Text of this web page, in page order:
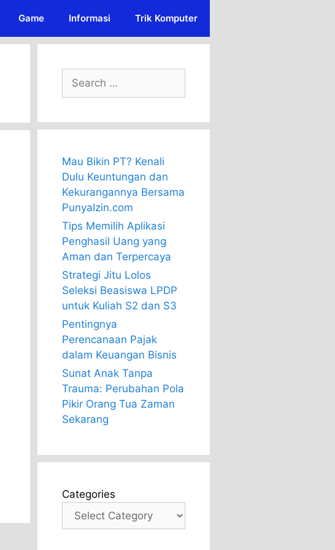
Game Informasi Trik Komputer
Search
for:
Mau Bikin PT? Kenali
Dulu Keuntungan dan
Kekurangannya Bersama
PunyaIzin.com
Tips Memilih Aplikasi
Penghasil Uang yang
Aman dan Terpercaya
Strategi Jitu Lolos
Seleksi Beasiswa LPDP
untuk Kuliah S2 dan S3
Pentingnya
Perencanaan Pajak
dalam Keuangan Bisnis
Sunat Anak Tanpa
Trauma: Perubahan Pola
Pikir Orang Tua Zaman
Sekarang
Categories